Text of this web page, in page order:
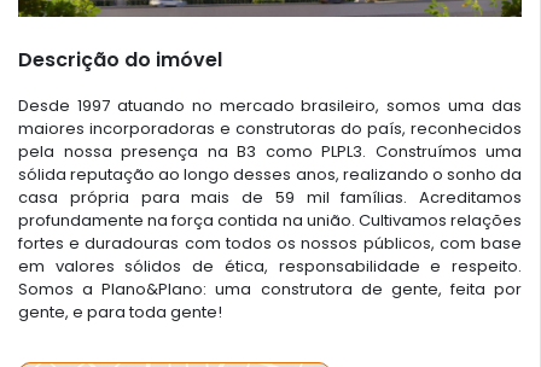
Descrição do imóvel
Desde 1997 atuando no mercado brasileiro, somos uma das
maiores incorporadoras e construtoras do país, reconhecidos
pela nossa presença na B3 como PLPL3. Construímos uma
sólida reputação ao longo desses anos, realizando o sonho da
casa própria para mais de 59 mil famílias. Acreditamos
profundamente na força contida na união. Cultivamos relações
fortes e duradouras com todos os nossos públicos, com base
em valores sólidos de ética, responsabilidade e respeito.
Somos a Plano&Plano: uma construtora de gente, feita por
gente, e para toda gente!